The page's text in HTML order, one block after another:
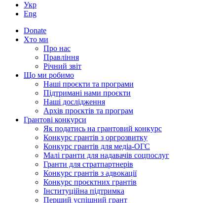
Укр
Eng
Donate
Хто ми
Про нас
Правління
Річний звіт
Що ми робимо
Наші проєкти та програми
Підтримані нами проєкти
Наші дослідження
Архів проєктів та програм
Грантові конкурси
Як податись на грантовий конкурс
Конкурс грантів з оргрозвитку
Конкурс грантів для медіа-ОГС
Малі гранти для надавачів соцпослуг
Гранти для стратпартнерів
Конкурс грантів з адвокації
Конкурс проєктних грантів
Інституційна підтримка
Перший успішний грант